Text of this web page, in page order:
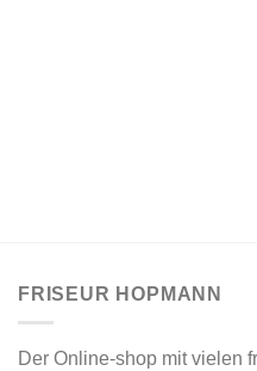
FRISEUR HOPMANN
Der Online-shop mit vielen